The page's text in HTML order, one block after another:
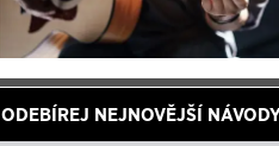
ODEBÍREJ NEJNOVĚJŠÍ